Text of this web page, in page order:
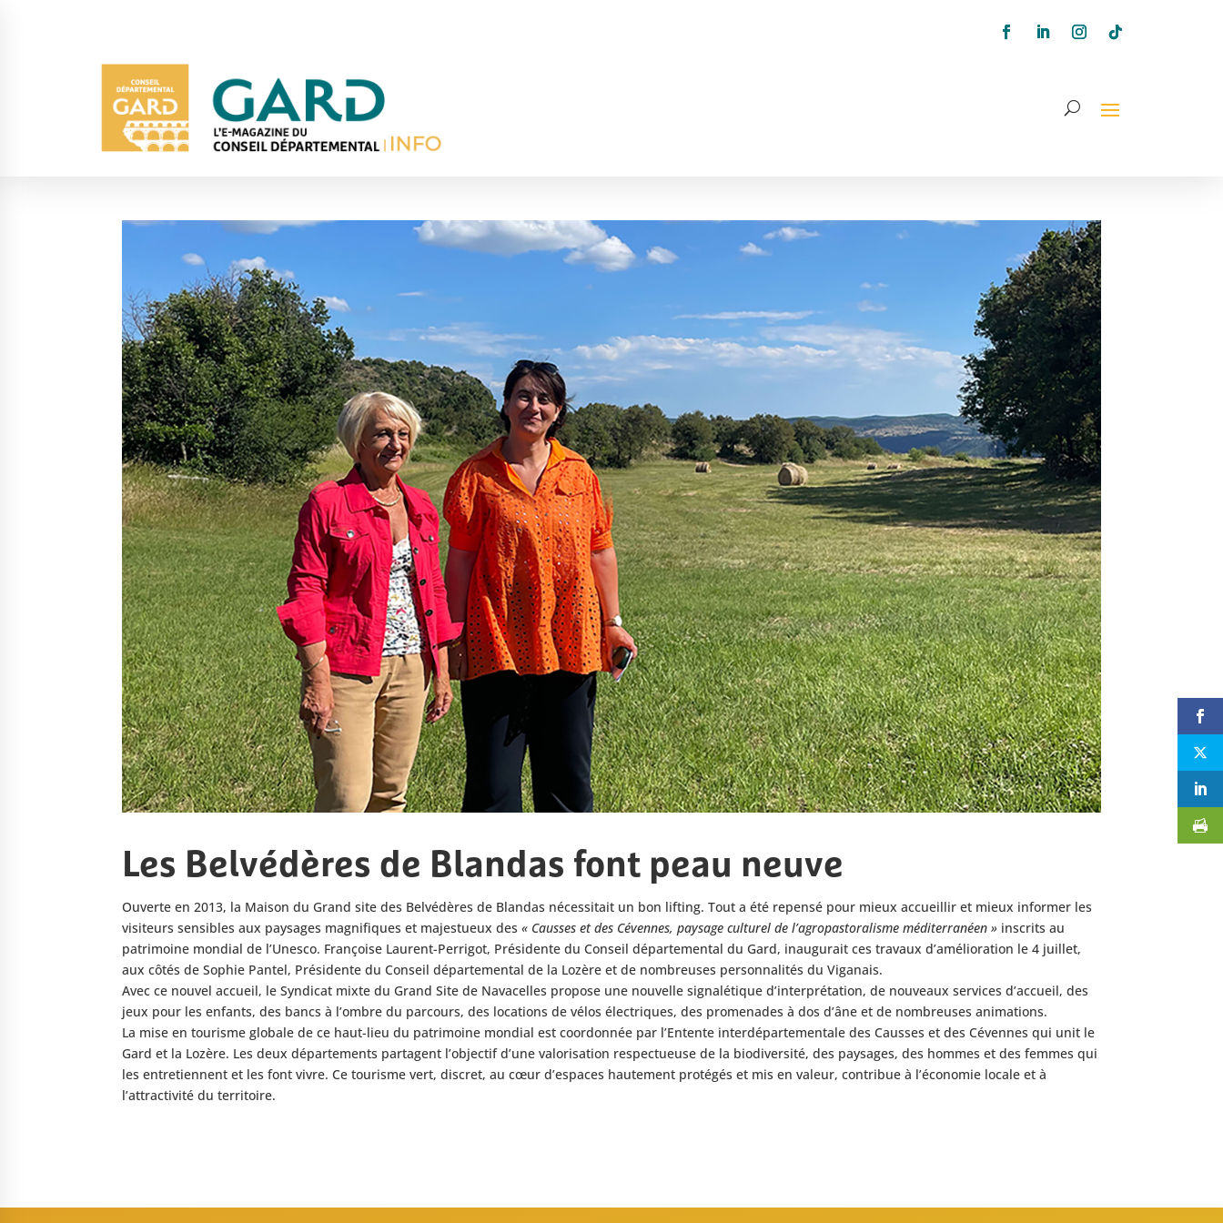
Les Belvédères de Blandas font peau neuve
Ouverte en 2013, la Maison du Grand site des Belvédères de Blandas nécessitait un bon lifting. Tout a été repensé pour mieux accueillir et mieux informer les
visiteurs sensibles aux paysages magnifiques et majestueux des« Causses et des Cévennes, paysage culturel de l’agropastoralisme méditerranéen » inscrits au
patrimoine mondial de l’Unesco. Françoise Laurent-Perrigot, Présidente du Conseil départemental du Gard, inaugurait ces travaux d’amélioration le 4 juillet,
aux côtés de Sophie Pantel, Présidente du Conseil départemental de la Lozère et de nombreuses personnalités du Viganais.
Avec ce nouvel accueil, le Syndicat mixte du Grand Site de Navacelles propose une nouvelle signalétique d’interprétation, de nouveaux services d’accueil, des
jeux pour les enfants, des bancs à l’ombre du parcours, des locations de vélos électriques, des promenades à dos d’âne et de nombreuses animations.
La mise en tourisme globale de ce haut-lieu du patrimoine mondial est coordonnée par l’Entente interdépartementale des Causses et des Cévennes qui unit le
Gard et la Lozère. Les deux départements partagent l’objectif d’une valorisation respectueuse de la biodiversité, des paysages, des hommes et des femmes qui
les entretiennent et les font vivre. Ce tourisme vert, discret, au cœur d’espaces hautement protégés et mis en valeur, contribue à l’économie locale et à
l’attractivité du territoire.